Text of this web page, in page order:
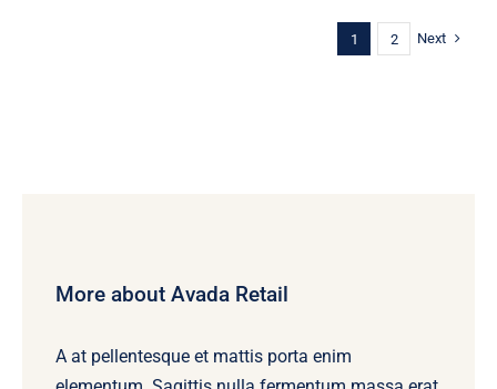
1 2 Next
More about Avada Retail
A at pellentesque et mattis porta enim